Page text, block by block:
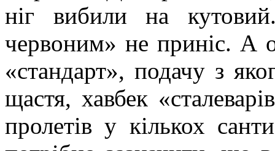
ніг вибили на
червоним» не приніс. А
«стандарт», подачу з
щастя, хавбек
пролетів у кількох